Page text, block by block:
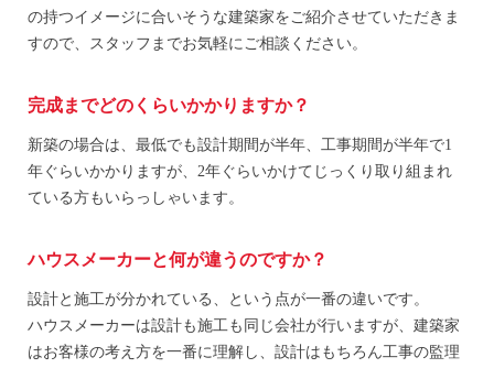
の持つイメージに合いそうな建築家をご紹介させていただきま
すので、スタッフまでお気軽にご相談ください。
完成までどのくらいかかりますか？
新築の場合は、最低でも設計期間が半年、工事期間が半年で1
年ぐらいかかりますが、2年ぐらいかけてじっくり取り組まれ
ている方もいらっしゃいます。
ハウスメーカーと何が違うのですか？
設計と施工が分かれている、という点が一番の違いです。
ハウスメーカーは設計も施工も同じ会社が行いますが、建築家
はお客様の考え方を一番に理解し、設計はもちろん工事の監理